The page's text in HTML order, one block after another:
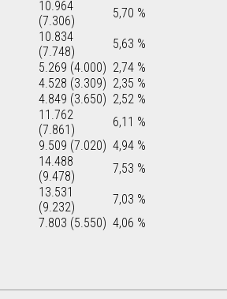
10.964
(7.306)
5,70 %
10.834
(7.748)
5,63 %
5.269 (4.000) 2,74 %
4.528 (3.309) 2,35 %
4.849 (3.650) 2,52 %
11.762
(7.861)
6,11 %
9.509 (7.020) 4,94 %
14.488
(9.478)
7,53 %
13.531
(9.232)
7,03 %
7.803 (5.550) 4,06 %